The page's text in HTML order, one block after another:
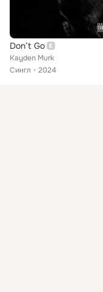
Don’t Go
Kayden Murk
Сингл
2024